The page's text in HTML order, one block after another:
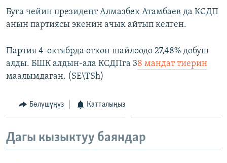
Буга чейин президент Алмазбек Атамбаев да КСДП
анын партиясы экенин ачык айтып келген.
Партия 4-октябрда өткөн шайлоодо 27,48% добуш
алды. БШК алдын-ала КСДПга 38 мандат тиерин
маалымдаган. (SE\TSh)
Бөлүшүңүз Катталыңыз
Дагы кызыктуу баяндар